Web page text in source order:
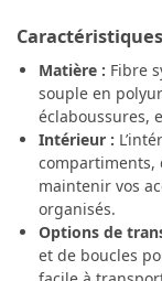
Matière : Fibre
souple en
éclaboussures,
Intérieur :
compartiments,
maintenir vos
organisés.
Options de
et de boucles